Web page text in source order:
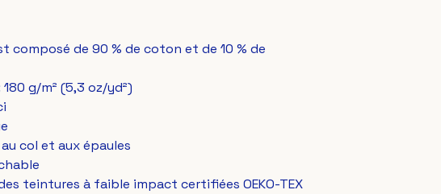
composé de 90 % de coton et de 10 % de
g/m² (5,3 oz/yd²)
col et aux épaules
teintures à faible impact certifiées OEKO-TEX